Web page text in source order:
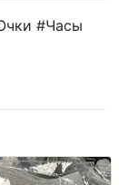
#Часы